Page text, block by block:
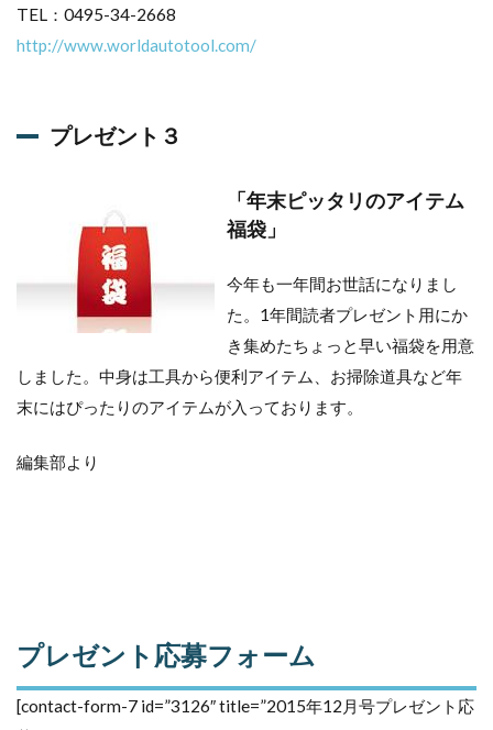
TEL：0495-34-2668
http://www.worldautotool.com/
プレゼント３
「年末ピッタリのアイテム
福袋」
今年も一年間お世話になりまし
た。1年間読者プレゼント用にか
き集めたちょっと早い福袋を用意
しました。中身は工具から便利アイテム、お掃除道具など年
末にはぴったりのアイテムが入っております。
編集部より
プレゼント応募フォーム
[contact-form-7 id=”3126″ title=”2015年12月号プレゼント応